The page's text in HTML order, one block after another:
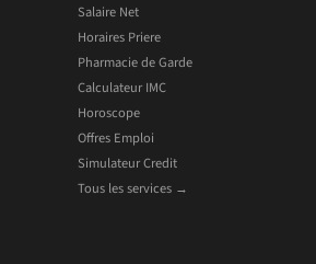
Salaire Net
Horaires Priere
Pharmacie de Garde
Calculateur IMC
Horoscope
Offres Emploi
Simulateur Credit
Tous les services →